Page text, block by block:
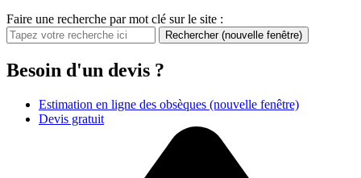
Faire une recherche par mot clé sur le site :
Rechercher (nouvelle fenêtre)
Besoin d'un devis ?
Estimation en ligne des obsèques (nouvelle fenêtre)
Devis gratuit